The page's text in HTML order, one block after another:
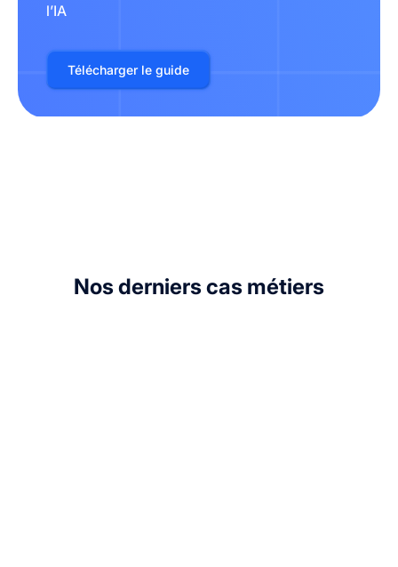
l’IA
Télécharger le guide
Nos derniers cas métiers